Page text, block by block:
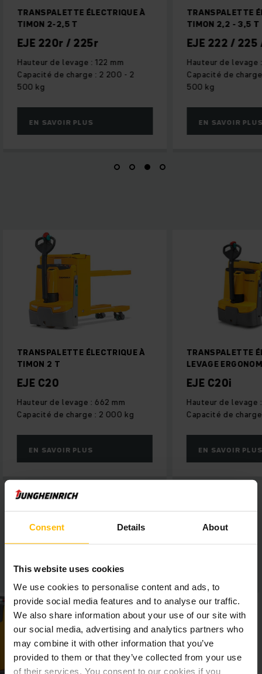
Consent Details About
This website uses cookies
We use cookies to personalise content and ads, to
provide social media features and to analyse our traffic.
We also share information about your use of our site with
our social media, advertising and analytics partners who
may combine it with other information that you’ve
provided to them or that they’ve collected from your use
of their services. You consent to our cookies if you
TRANSPALETTE ÉLECTRIQUE À
TIMON 2-2,5 T
EJE 220r / 225r
Hauteur de levage : 122 mm
Capacité de charge : 2 200 - 2
500 kg
EN SAVOIR PLUS
TRANSPALETTE
TIMON 2,2 - 3,5 T
EJE 222 /
Hauteur de levage
Capacité de
500 kg
EN SAVOIR
TRANSPALETTE ÉLECTRIQUE À
TIMON 2 T
EJE C20
Hauteur de levage : 662 mm
Capacité de charge : 2 000 kg
EN SAVOIR PLUS
TRANSPALETTE
LEVAGE
EJE C20i
Hauteur de levage
Capacité de
EN SAVOIR
Transpalette électrique à plate-forme